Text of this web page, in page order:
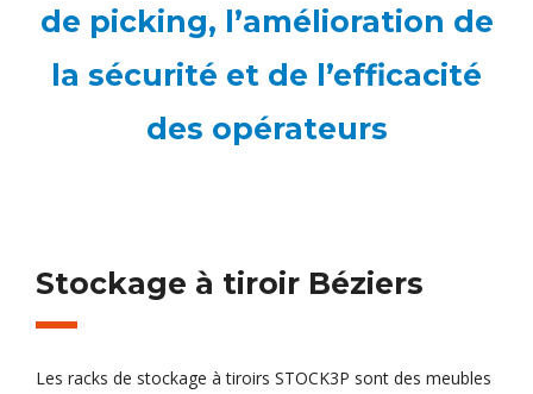
de picking, l’amélioration de
la sécurité et de l’efficacité
des opérateurs
Stockage à tiroir Béziers
Les racks de stockage à tiroirs STOCK3P sont des meubles